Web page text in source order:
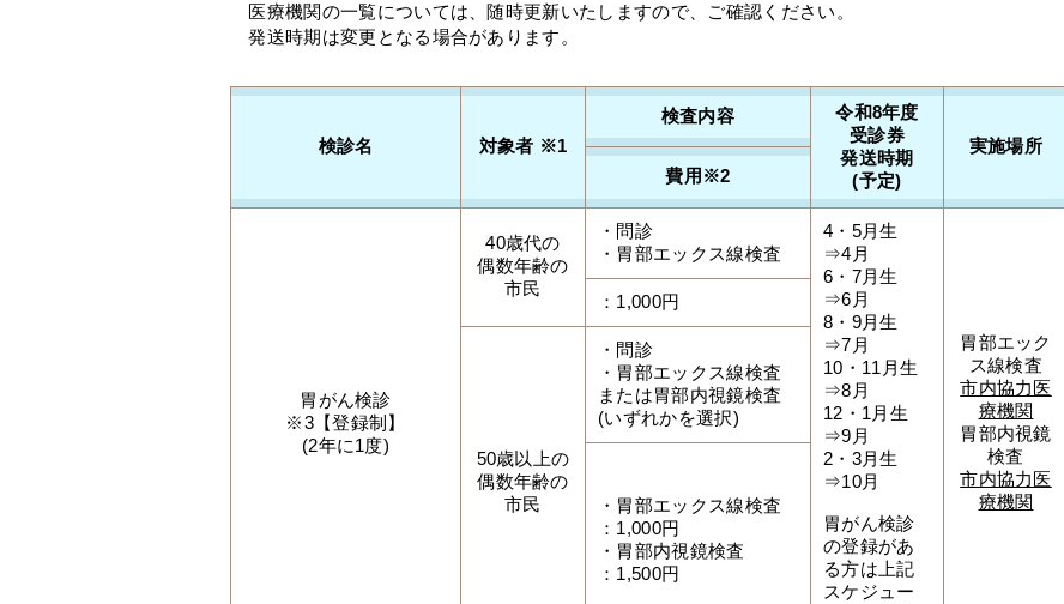
医療機関の一覧については、随時更新いたしますので、ご確認ください。
発送時期は変更となる場合があります。
検診名 対象者 ※1
検査内容
令和8年度
受診券
発送時期
(予定)
実施場所
費用※2
胃がん検診
※3【登録制】
(2年に1度)
40歳代の
偶数年齢の
市民
・問診
・胃部エックス線検査
4・5月生
⇒4月
6・7月生
⇒6月
8・9月生
⇒7月
10・11月生
⇒8月
12・1月生
⇒9月
2・3月生
⇒10月
胃がん検診
の登録があ
る方は上記
スケジュー
胃部エック
ス線検査
市内協力医
療機関
胃部内視鏡
検査
市内協力医
療機関
：1,000円
50歳以上の
偶数年齢の
市民
・問診
・胃部エックス線検査
または胃部内視鏡検査
(いずれかを選択)
・胃部エックス線検査
：1,000円
・胃部内視鏡検査
：1,500円